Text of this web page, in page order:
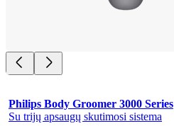
Philips Body Groomer 3000 Series
Su trijų apsaugų skutimosi sistema